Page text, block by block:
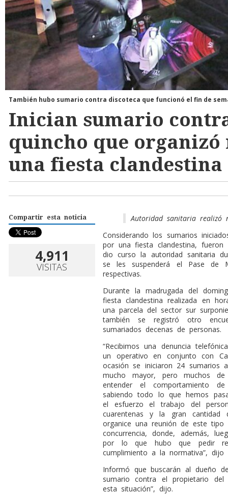
También hubo sumario contra discoteca que funcionó el fin de
Inician sumario
quincho que organizó
una fiesta clandestina
Compartir esta noticia
4,911
VISITAS
Autoridad sanitaria realizó
Considerando los sumarios
por una fiesta clandestina, fueron
dio curso la autoridad sanitaria
se les suspenderá el Pase de
respectivas.
Durante la madrugada del
fiesta clandestina realizada en
una parcela del sector sur
también se registró otro
sumariados decenas de personas.
“Recibimos una denuncia
un operativo en conjunto con
ocasión se iniciaron 24 sumarios
mucho mayor, pero muchos
entender el comportamiento
sabiendo todo lo que hemos
el esfuerzo el trabajo del
cuarentenas y la gran cantidad
organice una reunión de este
concurrencia, donde, además,
por lo que hubo que pedir
cumplimiento a la normativa”,
Informó que buscarán al dueño
sumario contra el propietario
esta situación”, dijo.